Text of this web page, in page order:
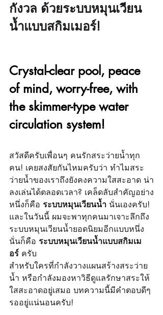
กังวล ด้วยระบบหมุนเวียน
น้ำแบบสกิมเมอร์!
Crystal-clear pool, peace
of mind, worry-free, with
the skimmer-type water
circulation system!
สวัสดีครับเพื่อนๆ คนรักสระว่ายน้ำทุก
คน! เคยสงสัยกันไหมครับว่า ทำไมสระ
ว่ายน้ำของเราถึงยังคงความใสสะอาด น่า
ลงเล่นได้ตลอดเวลา? เคล็ดลับสำคัญอย่าง
หนึ่งก็คือ ระบบหมุนเวียนน้ำ นั่นเองครับ!
และในวันนี้ ผมจะพาทุกคนมาเจาะลึกถึง
ระบบหมุนเวียนน้ำยอดนิยมอีกแบบหนึ่ง
นั่นก็คือ ระบบหมุนเวียนน้ำแบบสกิมเม
อร์ ครับ
สำหรับใครที่กำลังวางแผนสร้างสระว่าย
น้ำ หรือกำลังมองหาวิธีดูแลรักษาสระให้
ใสสะอาดอยู่เสมอ บทความนี้มีคำตอบดีๆ
รออยู่แน่นอนครับ!